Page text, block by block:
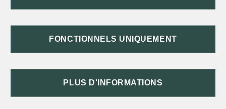
FONCTIONNELS UNIQUEMENT
PLUS D'INFORMATIONS
Contrôleur général des prisons : comment le saisir
prison ?
l'étranger ?